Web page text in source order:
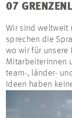
07
Wir sind weltweit
sprechen die
wo wir für unsere
Mitarbeiterinnen
team-, länder-
Ideen haben